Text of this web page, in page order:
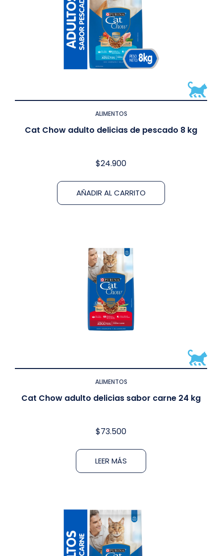
ALIMENTOS
Cat Chow adulto delicias de pescado 8 kg
$24.900
AÑADIR AL CARRITO
ALIMENTOS
Cat Chow adulto delicias sabor carne 24 kg
$73.500
LEER MÁS